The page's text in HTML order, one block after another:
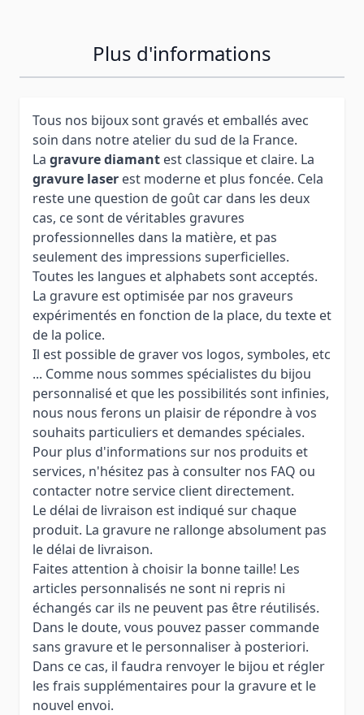
Plus d'informations
Tous nos bijoux sont gravés et emballés avec
soin dans notre atelier du sud de la France.
La gravure diamant est classique et claire. La
gravure laser est moderne et plus foncée. Cela
reste une question de goût car dans les deux
cas, ce sont de véritables gravures
professionnelles dans la matière, et pas
seulement des impressions superficielles.
Toutes les langues et alphabets sont acceptés.
La gravure est optimisée par nos graveurs
expérimentés en fonction de la place, du texte et
de la police.
Il est possible de graver vos logos, symboles, etc
... Comme nous sommes spécialistes du bijou
personnalisé et que les possibilités sont infinies,
nous nous ferons un plaisir de répondre à vos
souhaits particuliers et demandes spéciales.
Pour plus d'informations sur nos produits et
services, n'hésitez pas à consulter nos FAQ ou
contacter notre service client directement.
Le délai de livraison est indiqué sur chaque
produit. La gravure ne rallonge absolument pas
le délai de livraison.
Faites attention à choisir la bonne taille! Les
articles personnalisés ne sont ni repris ni
échangés car ils ne peuvent pas être réutilisés.
Dans le doute, vous pouvez passer commande
sans gravure et le personnaliser à posteriori.
Dans ce cas, il faudra renvoyer le bijou et régler
les frais supplémentaires pour la gravure et le
nouvel envoi.